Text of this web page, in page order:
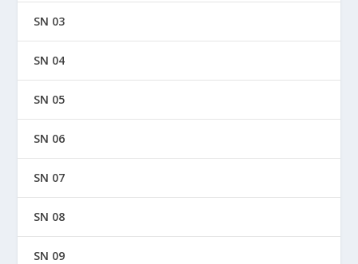
SN 03
SN 04
SN 05
SN 06
SN 07
SN 08
SN 09